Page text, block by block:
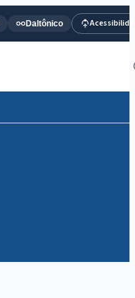
Daltônico